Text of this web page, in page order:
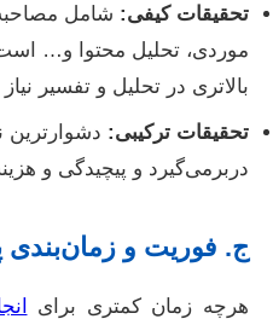
تحقیقات کیفی: شامل
موردی، تحلیل محتوا و…
بالاتری در تحلیل و تفسیر نیاز
تحقیقات ترکیبی: دشوارترین
دربرمی‌گیرد و پیچیدگی و
ج. فوریت و زمان‌بندی
هرچه زمان کمتری برای